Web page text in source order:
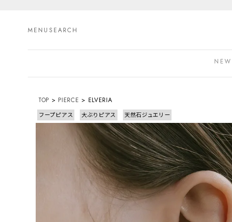
MENU SEARCH
NEW
TOP PIERCE ELVERIA
フープピアス 大ぶりピアス 天然石ジュエリー